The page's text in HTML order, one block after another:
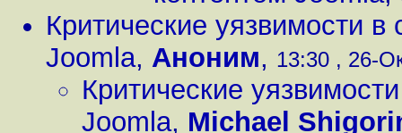
Критические уязвимости
Joomla, Аноним, 13:30 , 26-
Критические
Joomla, Michael